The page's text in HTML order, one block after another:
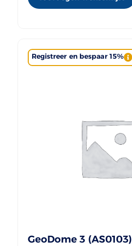
Registreer en bespaar 15%
GeoDome 3 (AS0103)